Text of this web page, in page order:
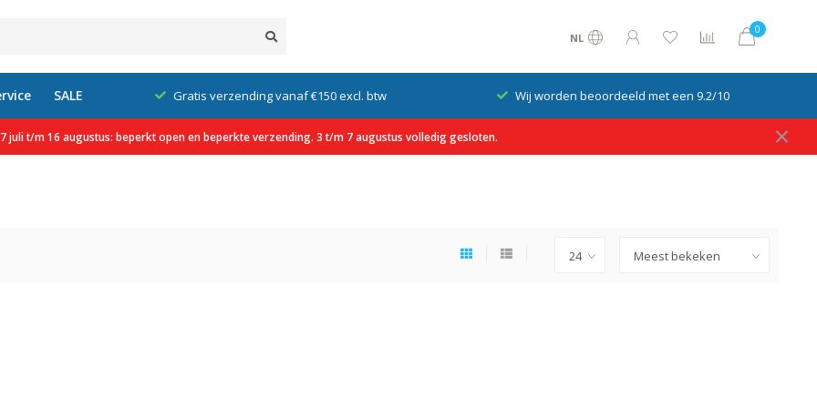
NL
0
SALE Gratis verzending vanaf €150 excl. btw Wij worden beoordeeld met een 9.2/10
juli t/m 16 augustus: beperkt open en beperkte verzending. 3 t/m 7 augustus volledig gesloten.